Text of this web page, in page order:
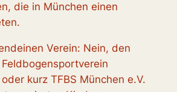
die in München einen
Verein: Nein, den
kurz TFBS München e.V.